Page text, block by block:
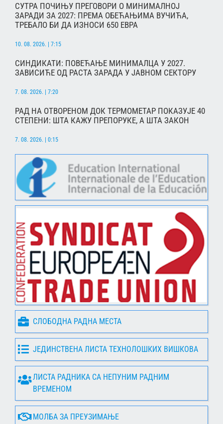
СУТРА ПОЧИЊУ ПРЕГОВОРИ О МИНИМАЛНОЈ
ЗАРАДИ ЗА 2027: ПРЕМА ОБЕЋАЊИМА ВУЧИЋА,
ТРЕБАЛО БИ ДА ИЗНОСИ 650 ЕВРА
10. 08. 2026. | 7:15
СИНДИКАТИ: ПОВЕЋАЊЕ МИНИМАЛЦА У 2027.
ЗАВИСИЋЕ ОД РАСТА ЗАРАДА У ЈАВНОМ СЕКТОРУ
7. 08. 2026. | 7:20
РАД НА ОТВОРЕНОМ ДОК ТЕРМОМЕТАР ПОКАЗУЈЕ 40
СТЕПЕНИ: ШТА КАЖУ ПРЕПОРУКЕ, А ШТА ЗАКОН
7. 08. 2026. | 0:15
СЛОБОДНА РАДНА МЕСТА
ЈЕДИНСТВЕНА ЛИСТА ТЕХНОЛОШКИХ ВИШКОВА
ЛИСТА РАДНИКА СА НЕПУНИМ РАДНИМ
ВРЕМЕНОМ
МОЛБА ЗА ПРЕУЗИМАЊЕ